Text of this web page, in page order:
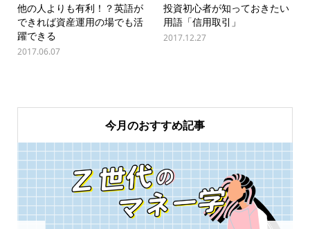
他の人よりも有利！？英語が
できれば資産運用の場でも活
躍できる
2017.06.07
投資初心者が知っておきたい
用語「信用取引」
2017.12.27
今月のおすすめ記事